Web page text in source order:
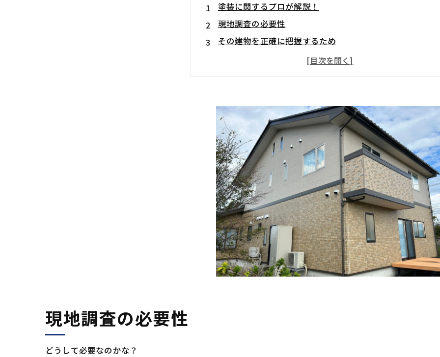
塗装に関するプロが解説！
現地調査の必要性
その建物を正確に把握するため
現地調査で確認すること
対象物の計測
図面を活用しながら進めることも
1時間程度で完了するケースが多い
現地調査で注意すること
現地調査は必ず行ってもらおう
コミュニケーションが取れる業者かを見抜くポイントにも
結果について事細かに説明の機会をもらう
外壁塗装を依頼する場合には現地調査は徹底してもらおう
現地調査の必要性
どうして必要なのかな？